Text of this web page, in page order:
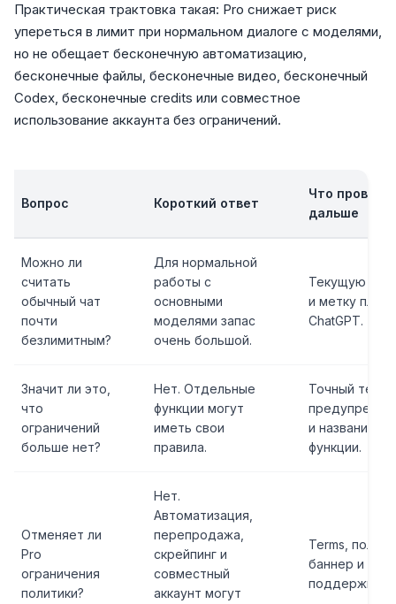
Практическая трактовка такая: Pro снижает риск
упереться в лимит при нормальном диалоге с моделями,
но не обещает бесконечную автоматизацию,
бесконечные файлы, бесконечные видео, бесконечный
Codex, бесконечные credits или совместное
использование аккаунта без ограничений.
Вопрос Короткий ответ
Что
дальше
Можно ли
считать
обычный чат
почти
безлимитным?
Для нормальной
работы с
основными
моделями запас
очень большой.
Текущую
и метку
ChatGPT.
Значит ли это,
что
ограничений
больше нет?
Нет. Отдельные
функции могут
иметь свои
правила.
Точный текст
и название
функции.
Отменяет ли
Pro
ограничения
политики?
Нет.
Автоматизация,
перепродажа,
скрейпинг и
совместный
аккаунт могут
Terms, полный
баннер и
поддержки.